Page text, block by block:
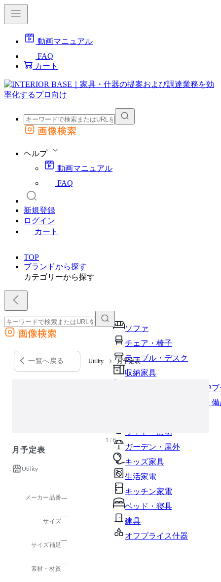
動画マニュアル
FAQ
カート
外部サイトの商品をカートに追加
画像検索
ヘルプ
動画マニュアル
FAQ
新規登録
ログイン
カート
TOP
ブランドから探す
カテゴリーから探す
ソファ
チェア・椅子
テーブル・デスク
収納家具
パーソナルブース・集中
オフィスアクセサリー・
ライト・照明
ガーデン・屋外
キッズ家具
生活家電
キッチン家電
ベッド・寝具
建具
オフプライス什器
外部サイトの商品をカートに追加
他のサイトで見つけた商品ページのURLを貼り付けて、カートに追加できます
画像検索
一覧へ戻る Utility 月予定表
1 / 6
月予定表
Utility
メーカー品番---
サイズ
---
サイズ補足
---
素材・材質
---